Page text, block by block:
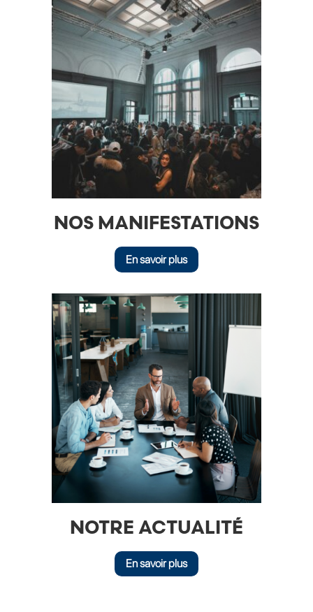
NOS MANIFESTATIONS
En savoir plus
NOTRE ACTUALITÉ
En savoir plus